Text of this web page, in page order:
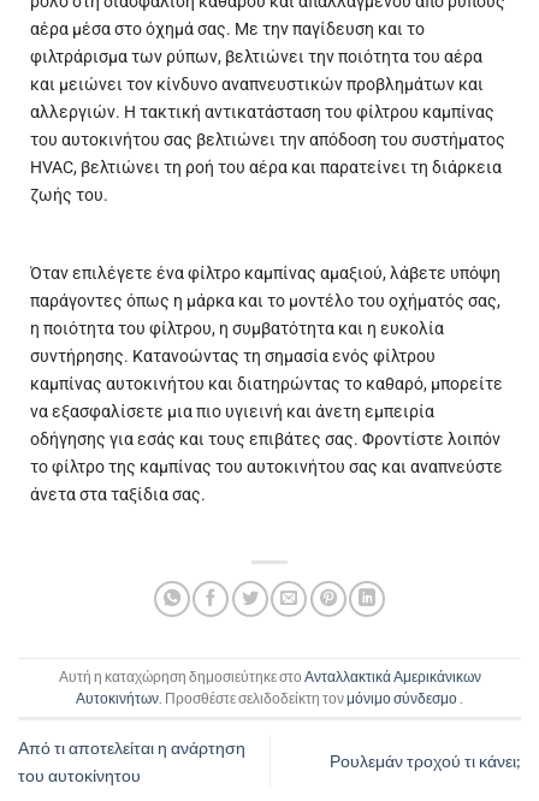
αέρα μέσα στο όχημά σας. Με την παγίδευση και το
φιλτράρισμα των ρύπων, βελτιώνει την ποιότητα του αέρα
και μειώνει τον κίνδυνο αναπνευστικών προβλημάτων και
αλλεργιών. Η τακτική αντικατάσταση του φίλτρου καμπίνας
του αυτοκινήτου σας βελτιώνει την απόδοση του συστήματος
HVAC, βελτιώνει τη ροή του αέρα και παρατείνει τη διάρκεια
ζωής του.
Όταν επιλέγετε ένα φίλτρο καμπίνας αμαξιού, λάβετε υπόψη
παράγοντες όπως η μάρκα και το μοντέλο του οχήματός σας,
η ποιότητα του φίλτρου, η συμβατότητα και η ευκολία
συντήρησης. Κατανοώντας τη σημασία ενός φίλτρου
καμπίνας αυτοκινήτου και διατηρώντας το καθαρό, μπορείτε
να εξασφαλίσετε μια πιο υγιεινή και άνετη εμπειρία
οδήγησης για εσάς και τους επιβάτες σας. Φροντίστε λοιπόν
το φίλτρο της καμπίνας του αυτοκινήτου σας και αναπνεύστε
άνετα στα ταξίδια σας.
Αυτή η καταχώρηση δημοσιεύτηκε στο Ανταλλακτικά Αμερικάνικων
Αυτοκινήτων . Προσθέστε σελιδοδείκτη τονμόνιμο σύνδεσμο
Από τι αποτελείται η ανάρτηση
του αυτοκίνητου
Ρουλεμάν τροχού τι κάνει;